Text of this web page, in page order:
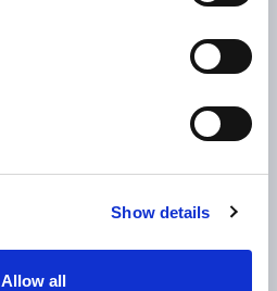
Show details
Allow all